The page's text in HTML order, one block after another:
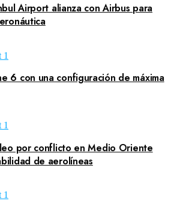
Airport alianza con Airbus para
1
6 con una configuración de máxima
1
por conflicto en Medio Oriente
de aerolíneas
1